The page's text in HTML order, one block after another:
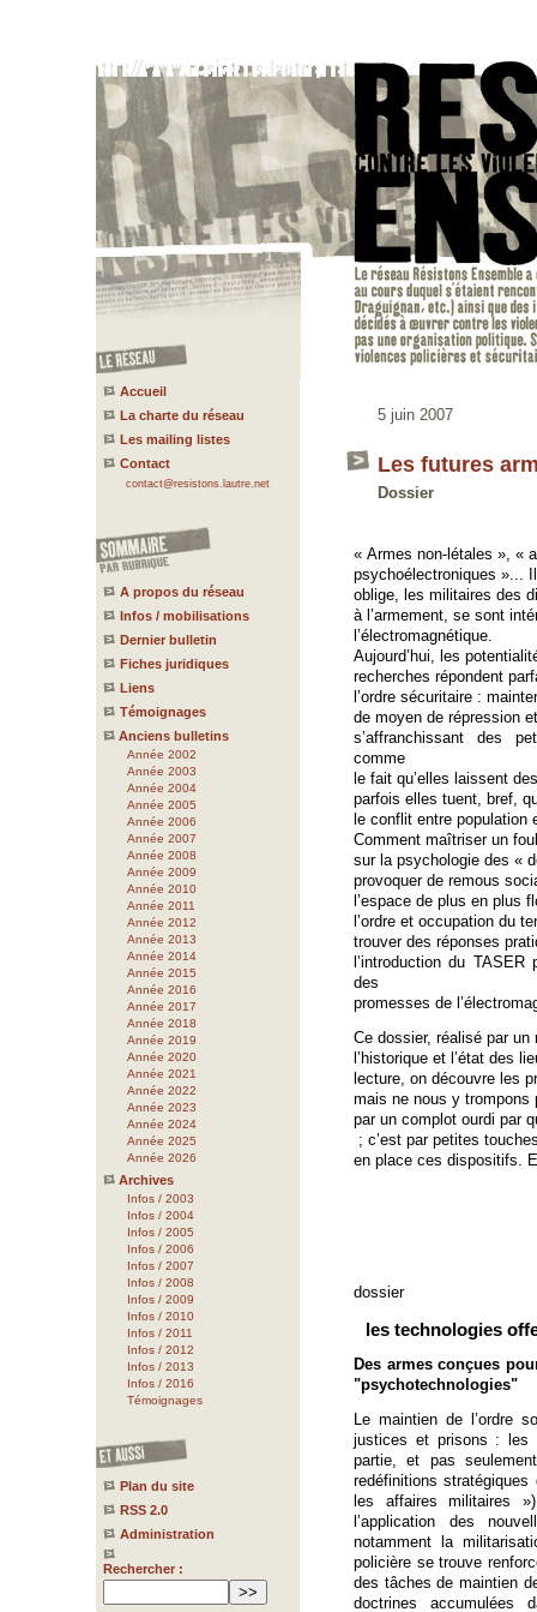
Accueil
La charte du réseau
Les mailing listes
Contact
contact@resistons.lautre.net
A propos du réseau
Infos / mobilisations
Dernier bulletin
Fiches juridiques
Liens
Témoignages
Anciens bulletins
Année 2002
Année 2003
Année 2004
Année 2005
Année 2006
Année 2007
Année 2008
Année 2009
Année 2010
Année 2011
Année 2012
Année 2013
Année 2014
Année 2015
Année 2016
Année 2017
Année 2018
Année 2019
Année 2020
Année 2021
Année 2022
Année 2023
Année 2024
Année 2025
Année 2026
Archives
Infos / 2003
Infos / 2004
Infos / 2005
Infos / 2006
Infos / 2007
Infos / 2008
Infos / 2009
Infos / 2010
Infos / 2011
Infos / 2012
Infos / 2013
Infos / 2016
Témoignages
Plan du site
RSS 2.0
Administration
Rechercher :
5 juin 2007
Les futures
Dossier
« Armes non-létales », «
psychoélectroniques »...
oblige, les militaires des
à l’armement, se sont
l’électromagnétique.
Aujourd’hui, les
recherches répondent
l’ordre sécuritaire :
de moyen de répression
s’affranchissant des
comme
le fait qu’elles laissent
parfois elles tuent, bref,
le conflit entre population
Comment maîtriser un
sur la psychologie des «
provoquer de remous
l’espace de plus en plus
l’ordre et occupation du
trouver des réponses
l’introduction du
des
promesses de
Ce dossier, réalisé par
l’historique et l’état des
lecture, on découvre les
mais ne nous y trompons
par un complot ourdi par
; c’est par petites
en place ces dispositifs.
dossier
les technologies
Des armes conçues
"psychotechnologies"
Le maintien de l’ordre
justices et prisons : les
partie, et pas
redéfinitions stratégiques
les affaires militaires
l’application des
notamment la
policière se trouve
des tâches de maintien
doctrines accumulées